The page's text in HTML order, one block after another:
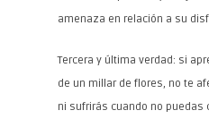
amenaza en relación a su
Tercera y última verdad: si
de un millar de flores, no te
ni sufrirás cuando no puedas